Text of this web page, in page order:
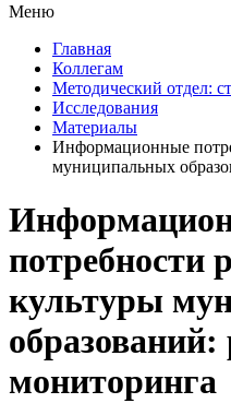
Меню
Главная
Коллегам
Методический отдел:
Исследования
Материалы
Информационные
муниципальных
потребности
культуры
образований:
мониторинга